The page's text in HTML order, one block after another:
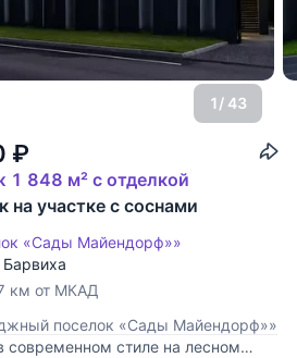
1/ 43
₽
848 м² с отделкой
на участке с соснами
«Сады Майендорф»»
Барвиха
км от МКАД
поселок «Сады Майендорф»»
современном стиле на лесном